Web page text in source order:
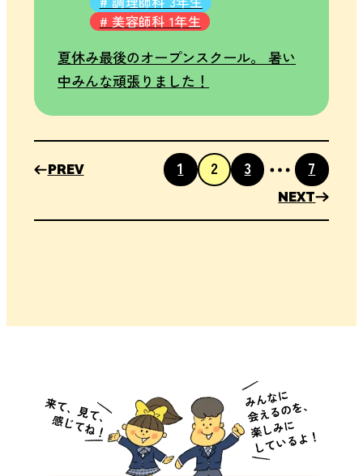
# 美容師科 1年生
夏休み最後のオープンスクール。 暑い
中みんな頑張りました！
するPREV page
1 page
2 page
3 page
7
NEXT次の